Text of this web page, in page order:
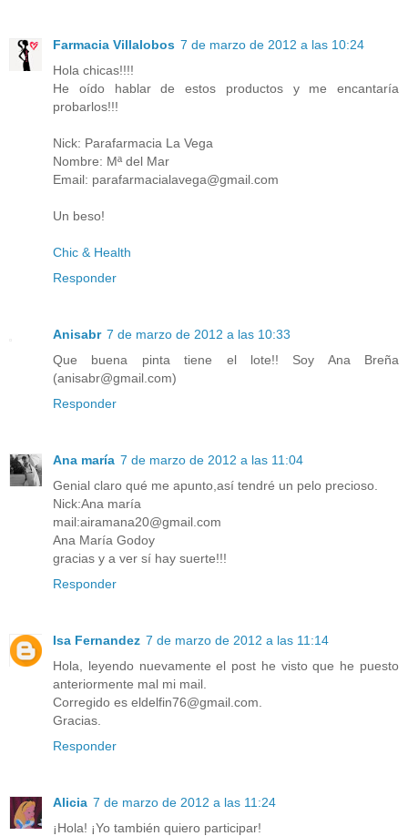
Farmacia Villalobos 7 de marzo de 2012 a las 10:24
Hola chicas!!!!
He oído hablar de estos productos y me encantaría
probarlos!!!
Nick: Parafarmacia La Vega
Nombre: Mª del Mar
Email: parafarmacialavega@gmail.com
Un beso!
Chic & Health
Responder
Anisabr 7 de marzo de 2012 a las 10:33
Que buena pinta tiene el lote!! Soy Ana Breña
(anisabr@gmail.com)
Responder
Ana maría 7 de marzo de 2012 a las 11:04
Genial claro qué me apunto,así tendré un pelo precioso.
Nick:Ana maría
mail:airamana20@gmail.com
Ana María Godoy
gracias y a ver sí hay suerte!!!
Responder
Isa Fernandez 7 de marzo de 2012 a las 11:14
Hola, leyendo nuevamente el post he visto que he puesto
anteriormente mal mi mail.
Corregido es eldelfin76@gmail.com.
Gracias.
Responder
Alicia 7 de marzo de 2012 a las 11:24
¡Hola! ¡Yo también quiero participar!